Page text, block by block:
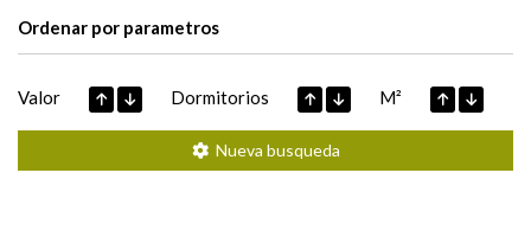
Ordenar por parametros
Valor Dormitorios M²
Nueva busqueda